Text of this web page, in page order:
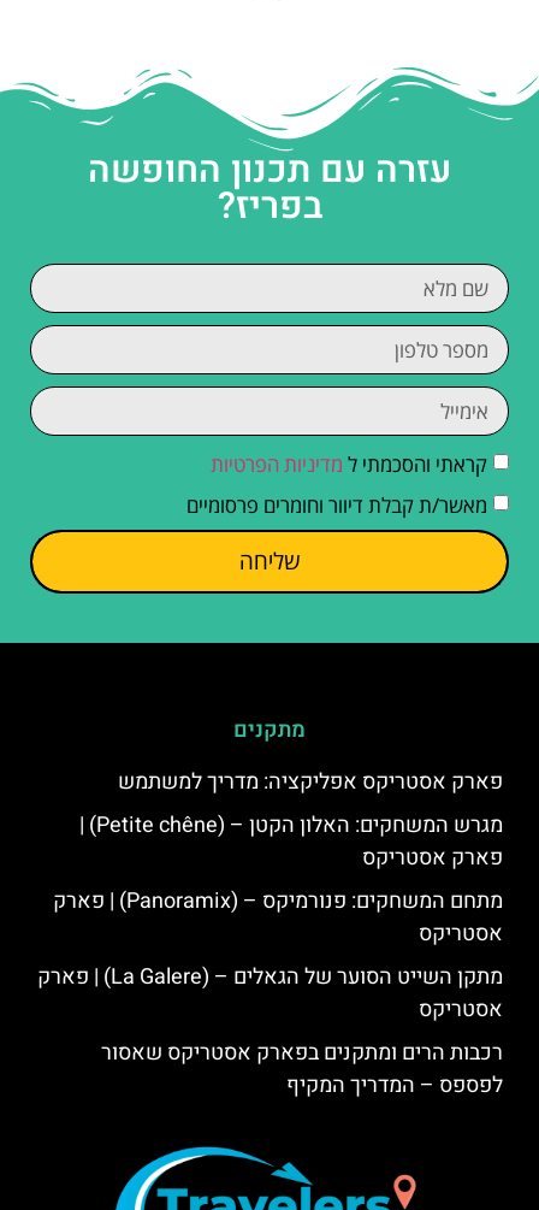
עזרה עם תכנון החופשה
בפריז?
קראתי והסכמתי ל מדיניות הפרטיות
מאשר/ת קבלת דיוור וחומרים פרסומיים
שליחה
מתקנים
פארק אסטריקס אפליקציה: מדריך למשתמש
מגרש המשחקים: האלון הקטן – (Petite chêne) |
פארק אסטריקס
מתחם המשחקים: פנורמיקס – (Panoramix) | פארק
אסטריקס
מתקן השייט הסוער של הגאלים – (La Galere) | פארק
אסטריקס
רכבות הרים ומתקנים בפארק אסטריקס שאסור
לפספס – המדריך המקיף